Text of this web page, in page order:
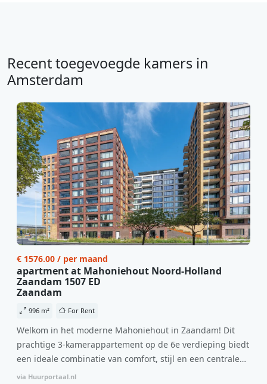
Recent toegevoegde kamers in
Amsterdam
€ 1576.00 / per maand
apartment at Mahoniehout Noord-Holland
Zaandam 1507 ED
Zaandam
996 m² For Rent
Welkom in het moderne Mahoniehout in Zaandam! Dit
prachtige 3-kamerappartement op de 6e verdieping biedt
een ideale combinatie van comfort, stijl en een centrale
locatie. Met een huurprijs van €1.576 per maand
via Huurportaal.nl